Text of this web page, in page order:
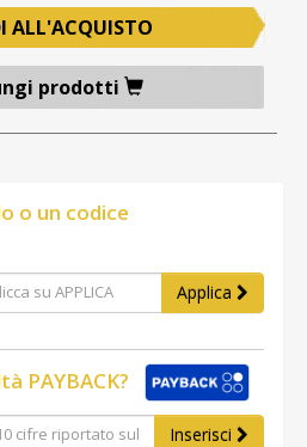
ALL'ACQUISTO
prodotti
o un codice
Applica
PAYBACK?
Inserisci